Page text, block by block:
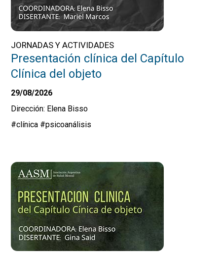
JORNADAS Y ACTIVIDADES
Presentación clínica del Capítulo
Clínica del objeto
29/08/2026
Dirección: Elena Bisso
#clínica #psicoanálisis